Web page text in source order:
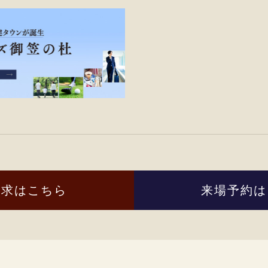
はこちら 来場予約